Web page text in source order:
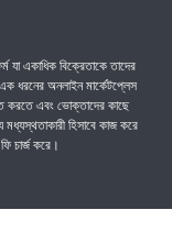
একাধিক বিক্রেতাকে তাদের
ধরনের অনলাইন মার্কেটপ্লেস
করতে এবং ভোক্তাদের কাছে
হিসাবে কাজ করে
চার্জ করে।